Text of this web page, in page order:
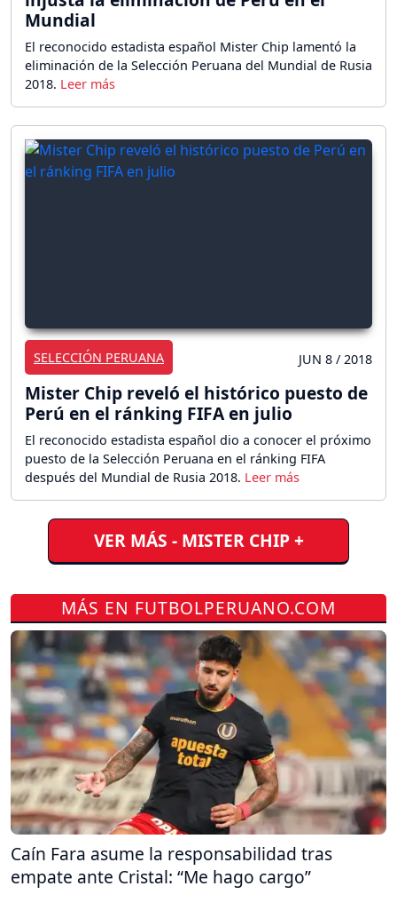
Mundial
El reconocido estadista español Mister Chip lamentó la
eliminación de la Selección Peruana del Mundial de Rusia
2018.
SELECCIÓN PERUANA JUN 8 / 2018
Mister Chip reveló el histórico puesto de
Perú en el ránking FIFA en julio
El reconocido estadista español dio a conocer el próximo
puesto de la Selección Peruana en el ránking FIFA
después del Mundial de Rusia 2018.
VER MÁS - MISTER CHIP +
MÁS EN FUTBOLPERUANO.COM
Caín Fara asume la responsabilidad tras
empate ante Cristal: “Me hago cargo”